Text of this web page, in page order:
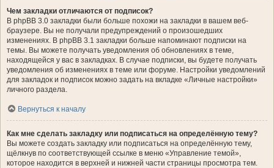
Чем закладки отличаются от подписок?
В phpBB 3.0 закладки были больше похожи на закладки в вашем веб-
браузере. Вы не получали предупреждений о произошедших
изменениях. В phpBB 3.1 закладки больше напоминают подписки на
темы. Вы можете получать уведомления об обновлениях в теме,
находящейся у вас в закладках. В случае подписки, вы будете получать
уведомления об изменениях в теме или форуме. Настройки уведомлений
для закладок и подписок можно задать на вкладке «Личные настройки»
личного раздела.
Вернуться к началу
Как мне сделать закладку или подписаться на определённую тему?
Вы можете создать закладку или подписаться на определённую тему,
щёлкнув по соответствующей ссылке в меню «Управление темой»,
которое находится в верхней и нижней части страницы просмотра тем.